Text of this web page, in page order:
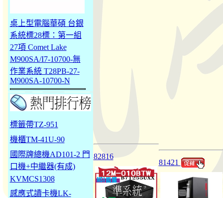
桌上型電腦華碩 台銀
系統標28標：第一組
27項 Comet Lake
M900SA/I7-10700-無
作業系統 T28PB-27-
M900SA-10700-N
標籤帶TZ-951
機櫃TM-41U-90
國際牌總機AD101-2 門
口機+中繼器(有成)
KVMCS1308
感應式讀卡機LK-
82816
81421